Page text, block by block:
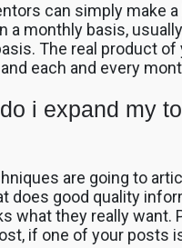
can simply make
a monthly basis,
The real product
each and every
i expand my
are going to
does good quality
what they really want.
if one of your posts